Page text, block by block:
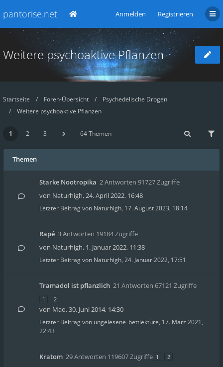
pantorise.net Anmelden Registrieren
Weitere psychoaktive Pflanzen
Startseite Foren-Übersicht
Psychedelische Drogen
Weitere psychoaktive Pflanzen
1 2 3 64 Themen
Themen
Starke Nootropika 2 Antworten 91727 Zugriffe
von Naturhigh,24. April 2022, 16:48
Letzter Beitrag von Naturhigh, 17. August 2023, 18:14
Rapé 3 Antworten 19184 Zugriffe
von Naturhigh, 1. Januar 2022, 11:38
Letzter Beitrag von Naturhigh, 24. Januar 2022, 17:51
Tramadol ist pflanzlich 21 Antworten 67121 Zugriffe
1 2
von Mao,30. Juni 2014, 14:30
Letzter Beitrag von ungelesene_bettlektüre, 17. März 2021,
22:43
Kratom 29 Antworten 119607 Zugriffe 1 2